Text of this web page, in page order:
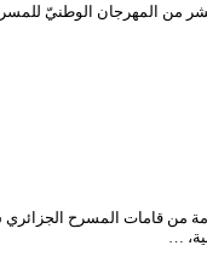
من المهرجان الوطنيّ
فضيلة حشماوي رئيسا في ختام المهرجان الوطني
…